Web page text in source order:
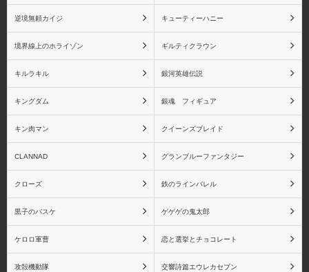
逆境無頼カイジ キューティーハニー
境界線上のホライゾン ギルティクラウン
キルラキル 銀河英雄伝説
キングダム 銀魂 フィギュア
キン肉マン クイーンズブレイド
CLANNAD グランブルーファンタジー
クローズ 鉄のラインバレル
黒子のバスケ ゲゲゲの鬼太郎
ケロロ軍曹 恋と選挙とチョコレート
攻殻機動隊 交響詩篇エウレカセブン